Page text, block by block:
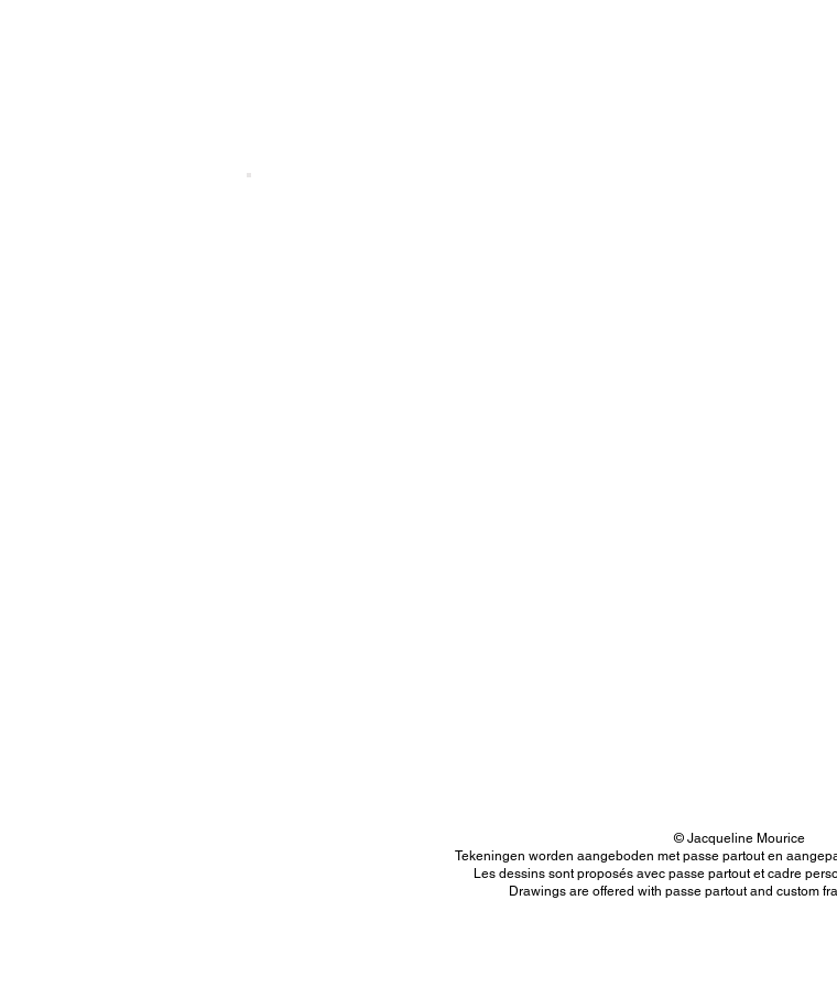
© Jacqueline Mourice
Tekeningen worden aangeboden met passe partout en
Les dessins sont proposés avec passe partout et cadre
Drawings are offered with passe partout and custom